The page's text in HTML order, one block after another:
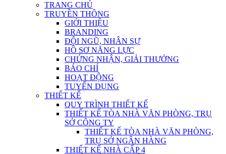
TRANG CHỦ
TRUYỀN THÔNG
GIỚI THIỆU
BRANDING
ĐỘI NGŨ, NHÂN SỰ
HỒ SƠ NĂNG LỰC
CHỨNG NHẬN, GIẢI THƯỞNG
BÁO CHÍ
HOẠT ĐỘNG
TUYỂN DỤNG
THIẾT KẾ
QUY TRÌNH THIẾT KẾ
THIẾT KẾ TÒA NHÀ VĂN PHÒNG, TRỤ
SỞ CÔNG TY
THIẾT KẾ TÒA NHÀ VĂN PHÒNG,
TRỤ SỞ NGÂN HÀNG
THIẾT KẾ NHÀ CẤP 4